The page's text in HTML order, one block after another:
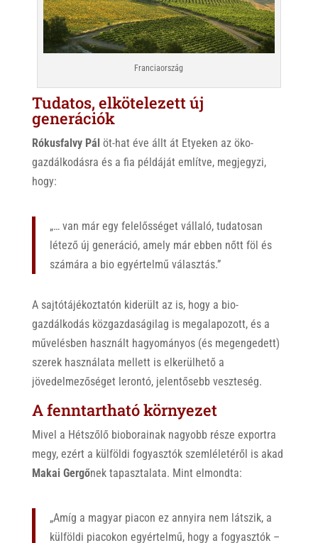
Franciaország
Tudatos, elkötelezett új
generációk
Rókusfalvy Pál öt-hat éve állt át Etyeken az öko-
gazdálkodásra és a fia példáját említve, megjegyzi,
hogy:
„… van már egy felelősséget vállaló, tudatosan
létező új generáció, amely már ebben nőtt föl és
számára a bio egyértelmű választás.”
A sajtótájékoztatón kiderült az is, hogy a bio-
gazdálkodás közgazdaságilag is megalapozott, és a
művelésben használt hagyományos (és megengedett)
szerek használata mellett is elkerülhető a
jövedelmezőséget lerontó, jelentősebb veszteség.
A fenntartható környezet
Mivel a Hétszőlő bioborainak nagyobb része exportra
megy, ezért a külföldi fogyasztók szemléletéről is akad
Makai Gergőnek tapasztalata. Mint elmondta:
„Amíg a magyar piacon ez annyira nem látszik, a
külföldi piacokon egyértelmű, hogy a fogyasztók –